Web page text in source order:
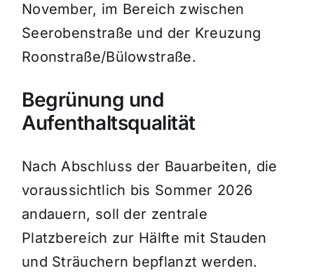
November, im Bereich zwischen
Seerobenstraße und der Kreuzung
Roonstraße/Bülowstraße.
Begrünung und
Aufenthaltsqualität
Nach Abschluss der Bauarbeiten, die
voraussichtlich bis Sommer 2026
andauern, soll der zentrale
Platzbereich zur Hälfte mit Stauden
und Sträuchern bepflanzt werden.